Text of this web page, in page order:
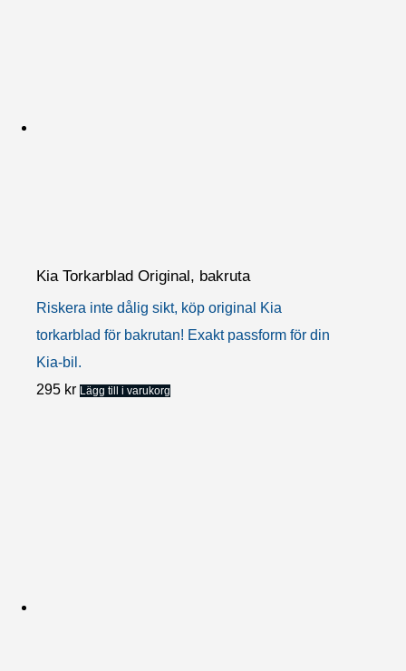
på
produktsidan
Kia Torkarblad Original, bakruta
Riskera inte dålig sikt, köp original Kia
torkarblad för bakrutan! Exakt passform för din
Kia-bil.
295 kr Lägg till i varukorg